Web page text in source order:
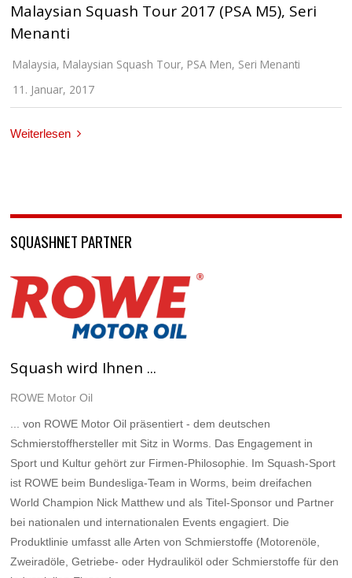
Malaysian Squash Tour 2017 (PSA M5), Seri
Menanti
Malaysia, Malaysian Squash Tour, PSA Men, Seri Menanti
11. Januar, 2017
Weiterlesen
SQUASHNET PARTNER
Squash wird Ihnen ...
ROWE Motor Oil
... von ROWE Motor Oil präsentiert - dem deutschen
Schmierstoffhersteller mit Sitz in Worms. Das Engagement in
Sport und Kultur gehört zur Firmen-Philosophie. Im Squash-Sport
ist ROWE beim Bundesliga-Team in Worms, beim dreifachen
World Champion Nick Matthew und als Titel-Sponsor und Partner
bei nationalen und internationalen Events engagiert. Die
Produktlinie umfasst alle Arten von Schmierstoffe (Motorenöle,
Zweiradöle, Getriebe- oder Hydrauliköl oder Schmierstoffe für den